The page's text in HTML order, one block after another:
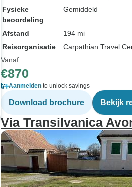
Fysieke
beoordeling
Gemiddeld
Afstand
194 mi
Reisorganisatie
Carpathian Travel
Vanaf
€870
Aanmelden to unlock savings
Download brochure Bekijk
Via Transilvanica